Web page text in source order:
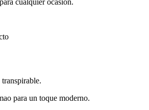
para un toque moderno.